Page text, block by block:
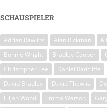
SCHAUSPIELER
Adrian Rawlins Alan Rickman
Bonnie Wright
Bradley Cooper
Christopher Lee
Daniel Radcliffe
David Bradley
David Thewlis
Elijah Wood
Emma Watson